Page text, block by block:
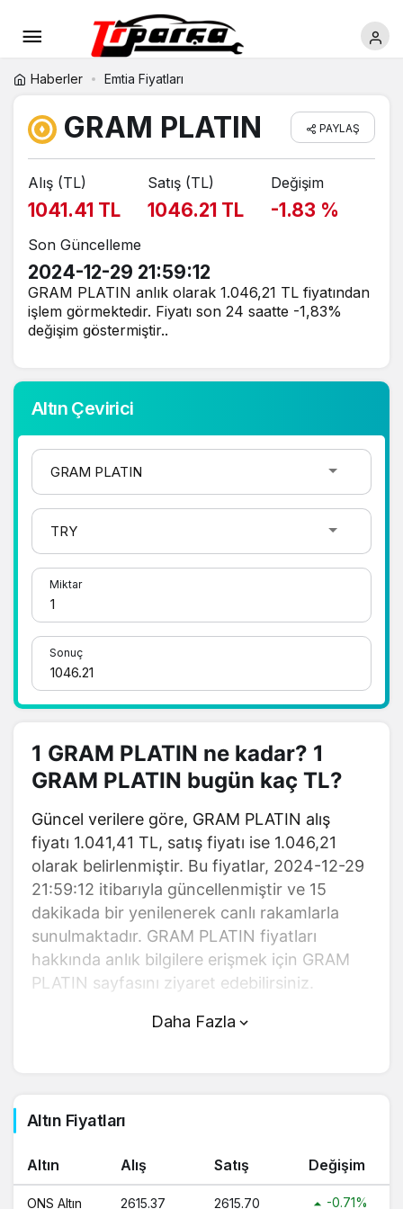
Haberler Emtia Fiyatları
GRAM PLATIN PAYLAŞ
Alış (TL)
1041.41 TL
Satış (TL)
1046.21 TL
Değişim
-1.83 %
Son Güncelleme
2024-12-29 21:59:12
GRAM PLATIN anlık olarak 1.046,21 TL fiyatından
işlem görmektedir. Fiyatı son 24 saatte -1,83%
değişim göstermiştir..
Altın Çevirici
Miktar
Sonuç
1 GRAM PLATIN ne kadar? 1
GRAM PLATIN bugün kaç TL?
Güncel verilere göre, GRAM PLATIN alış
fiyatı 1.041,41 TL, satış fiyatı ise 1.046,21
olarak belirlenmiştir. Bu fiyatlar, 2024-12-29
21:59:12 itibarıyla güncellenmiştir ve 15
dakikada bir yenilenerek canlı rakamlarla
sunulmaktadır. GRAM PLATIN fiyatları
hakkında anlık bilgilere erişmek için GRAM
PLATIN sayfasını ziyaret edebilirsiniz.
GRAM PLATIN (TL) fiyatı bugün
fiyatından işlem görmektedir ve 24 saatlik
yaklaşık işlem hacmi 0. Fiyatı son 24 saatte
-1,83 değişim göstermiştir..
GRAM PLATIN hesaplama işlemleri için,
Daha Fazla
Altın Fiyatları
Altın Alış Satış Değişim
ONS Altın 2615.37 2615.70 -0.71%